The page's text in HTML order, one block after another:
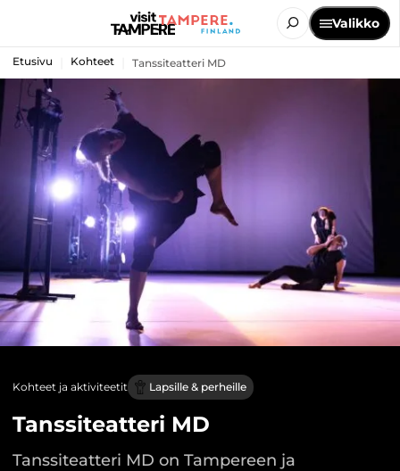
Valikko
Etusivu Kohteet Tanssiteatteri MD
Kohteet ja aktiviteetit Lapsille & perheille
Tanssiteatteri MD
Tanssiteatteri MD on Tampereen ja